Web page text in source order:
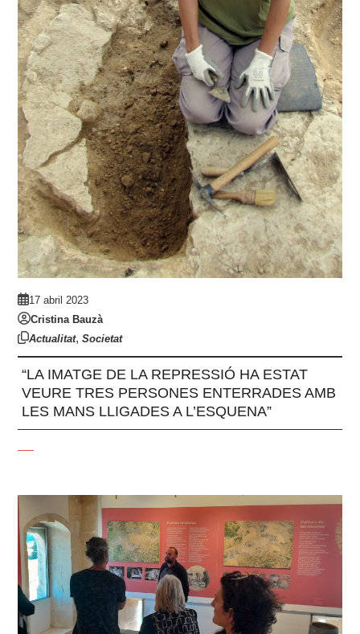
17 abril 2023
Cristina Bauzà
Actualitat,Societat
“LA IMATGE DE LA REPRESSIÓ HA ESTAT
VEURE TRES PERSONES ENTERRADES AMB
LES MANS LLIGADES A L’ESQUENA”